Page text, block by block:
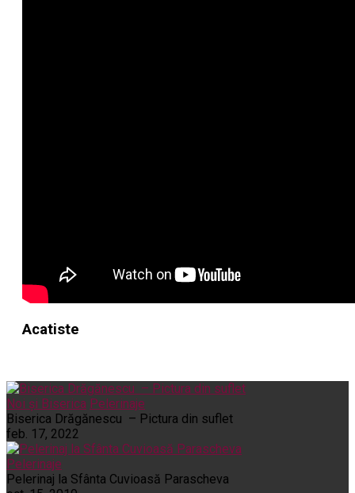
Acatiste
Noi și Biserica Pelerinaje
Biserica Drăgănescu – Pictura din suflet
feb. 17, 2022
Pelerinaje
Pelerinaj la Sfânta Cuvioasă Parascheva